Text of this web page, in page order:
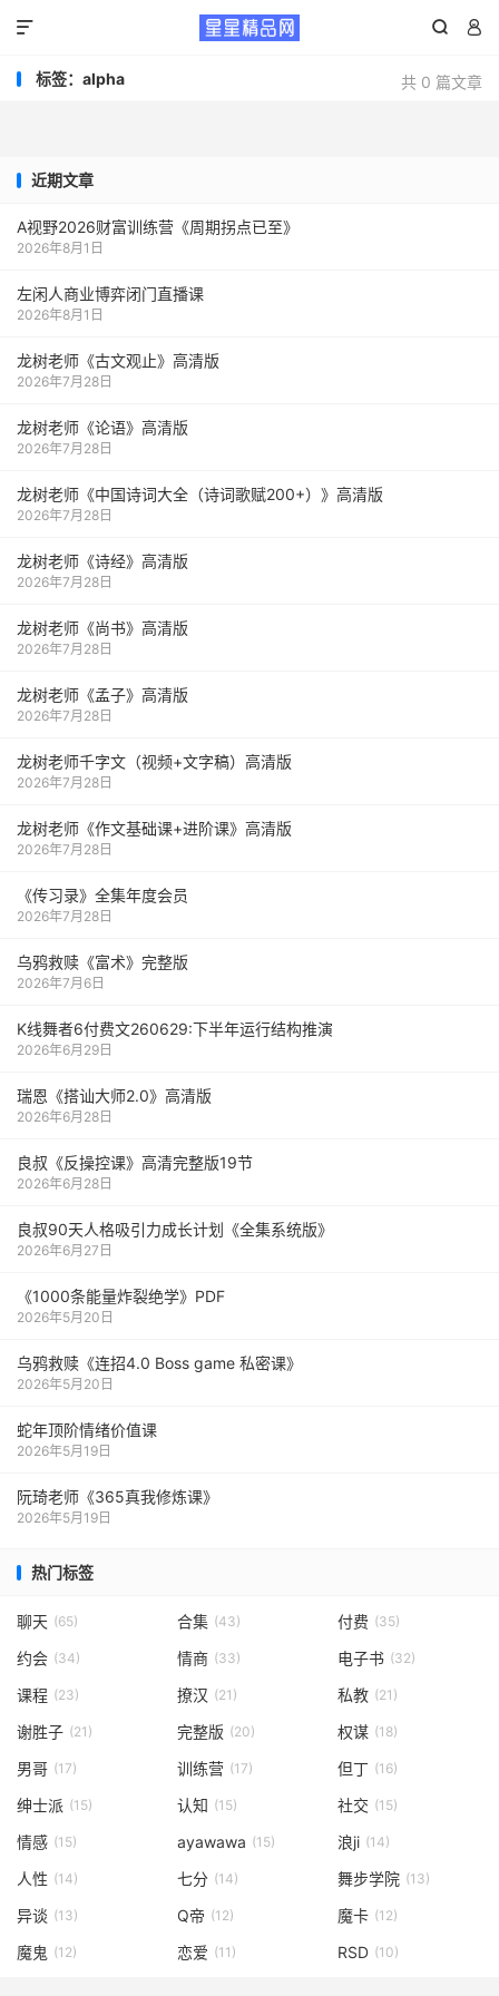
 

共 0 篇文章
标签：alpha
近期文章
A视野2026财富训练营《周期拐点已至》
2026年8月1日
左闲人商业博弈闭门直播课
2026年8月1日
龙树老师《古文观止》高清版
2026年7月28日
龙树老师《论语》高清版
2026年7月28日
龙树老师《中国诗词大全（诗词歌赋200+）》高清版
2026年7月28日
龙树老师《诗经》高清版
2026年7月28日
龙树老师《尚书》高清版
2026年7月28日
龙树老师《孟子》高清版
2026年7月28日
龙树老师千字文（视频+文字稿）高清版
2026年7月28日
龙树老师《作文基础课+进阶课》高清版
2026年7月28日
《传习录》全集年度会员
2026年7月28日
乌鸦救赎《富术》完整版
2026年7月6日
K线舞者6付费文260629:下半年运行结构推演
2026年6月29日
瑞恩《搭讪大师2.0》高清版
2026年6月28日
良叔《反操控课》高清完整版19节
2026年6月28日
良叔90天人格吸引力成长计划《全集系统版》
2026年6月27日
《1000‮能条‬‎量‮裂炸‬‎绝学》PDF
2026年5月20日
乌鸦救赎《连招4.0 Boss game 私密课》
2026年5月20日
蛇年顶阶情绪价值课
2026年5月19日
阮琦老师《365真我修炼课》
2026年5月19日
热门标签
聊天 (65) 合集 (43) 付费 (35)
约会 (34) 情商 (33) 电子书 (32)
课程 (23) 撩汉 (21) 私教 (21)
谢胜子 (21) 完整版 (20) 权谋 (18)
男哥 (17) 训练营 (17) 但丁 (16)
绅士派 (15) 认知 (15) 社交 (15)
情感 (15) ayawawa (15) 浪ji (14)
人性 (14) 七分 (14) 舞步学院 (13)
异谈 (13) Q帝 (12) 魔卡 (12)
魔鬼 (12) 恋爱 (11) RSD (10)